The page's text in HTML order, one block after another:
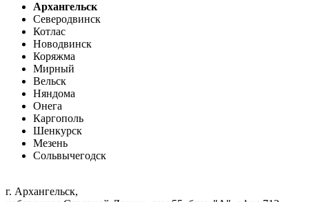
Архангельск
Северодвинск
Котлас
Новодвинск
Коряжма
Мирный
Вельск
Няндома
Онега
Каргополь
Шенкурск
Мезень
Сольвычегодск
г. Архангельск,